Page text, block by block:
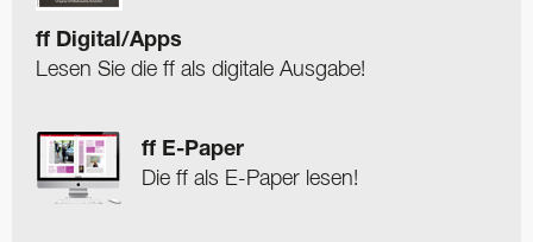
ff Digital/Apps
Lesen Sie die ff als digitale Ausgabe!
ff E-Paper
Die ff als E-Paper lesen!